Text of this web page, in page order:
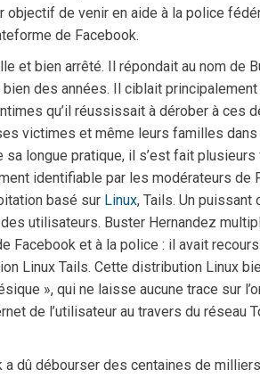
de venir en aide à la police
de Facebook.
et bien arrêté. Il répondait au nom de
des années. Il ciblait
qu’il réussissait à dérober à ces
victimes et même leurs familles dans
longue pratique, il s’est fait
identifiable par les modérateurs de
basé sur Linux, Tails. Un puissant
utilisateurs. Buster Hernandez
Facebook et à la police : il avait
Linux Tails. Cette distribution Linux
», qui ne laisse aucune trace sur
de l’utilisateur au travers du réseau
dû débourser des centaines de